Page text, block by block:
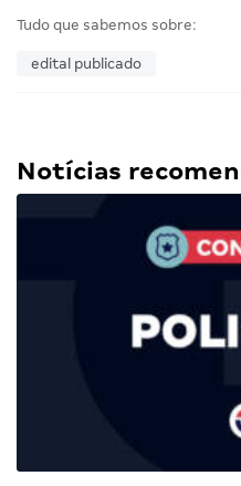
Tudo que sabemos sobre:
edital publicado
Notícias